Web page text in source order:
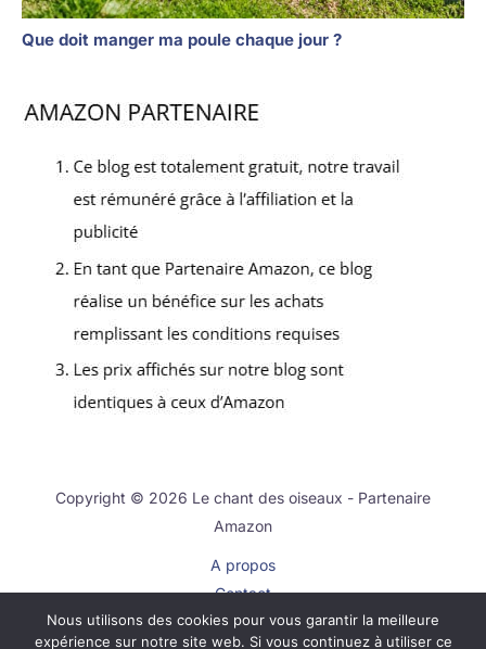
Que doit manger ma poule chaque jour ?
Copyright © 2026 Le chant des oiseaux - Partenaire
Amazon
A propos
Contact
Plan du site
Nous utilisons des cookies pour vous garantir la meilleure
expérience sur notre site web. Si vous continuez à utiliser ce